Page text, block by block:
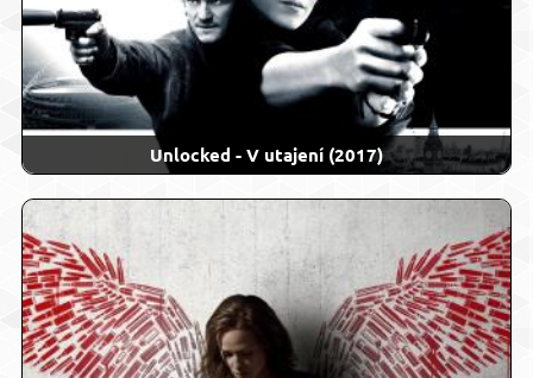
Unlocked - V utajení (2017)